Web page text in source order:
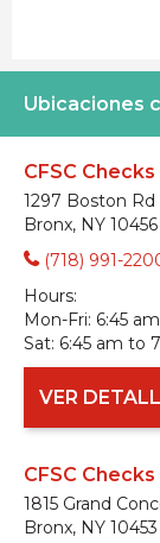
Ubicaciones
CFSC
1297 Boston Rd
Bronx, NY 10456
(718) 991-
Hours:
Mon-Fri: 6:45
Sat: 6:45 am to
VER
CFSC
1815 Grand
Bronx, NY 10453